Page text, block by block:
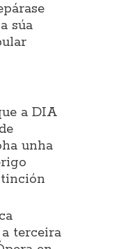
súa
a DIA
unha
terceira